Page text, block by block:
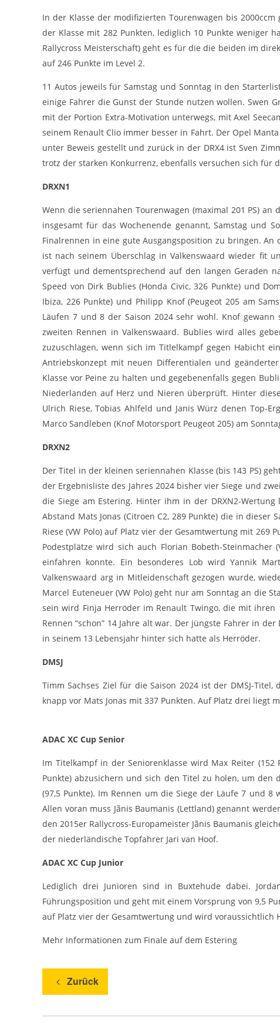
In der Klasse der modifizierten Tourenwagen bis
der Klasse mit 282 Punkten, lediglich 10 Punkte weniger
Rallycross Meisterschaft) geht es für die die beiden im
auf 246 Punkte im Level 2.
11 Autos jeweils für Samstag und Sonntag in den
einige Fahrer die Gunst der Stunde nutzen wollen. Swen
mit der Portion Extra-Motivation unterwegs, mit Axel
seinem Renault Clio immer besser in Fahrt. Der Opel
unter Beweis gestellt und zurück in der DRX4 ist Sven
trotz der starken Konkurrenz, ebenfalls versuchen sich für
DRXN1
Wenn die seriennahen Tourenwagen (maximal 201 PS)
insgesamt für das Wochenende genannt, Samstag und
Finalrennen in eine gute Ausgangsposition zu bringen.
ist nach seinem Überschlag in Valkenswaard wieder fit
verfügt und dementsprechend auf den langen Geraden
Speed von Dirk Bublies (Honda Civic, 326 Punkte) und
Ibiza, 226 Punkte) und Philipp Knof (Peugeot 205 am
Läufen 7 und 8 der Saison 2024 sehr wohl. Knof
zweiten Rennen in Valkenswaard. Bublies wird alles
zuzuschlagen, wenn sich im Titlelkampf gegen Habicht
Antriebskonzept mit neuen Differentialen und
Klasse vor Peine zu halten und gegebenenfalls gegen
Niederlanden auf Herz und Nieren überprüft. Hinter
Ulrich Riese, Tobias Ahlfeld und Janis Würz denen Top-
Marco Sandleben (Knof Motorsport Peugeot 205) am
DRXN2
Der Titel in der kleinen seriennahen Klasse (bis 143 PS)
der Ergebnisliste des Jahres 2024 bisher vier Siege und
die Siege am Estering. Hinter ihm in der DRXN2-
Abstand Mats Jonas (Citroen C2, 289 Punkte) die in
Riese (VW Polo) auf Platz vier der Gesamtwertung mit
Podestplätze wird sich auch Florian Bobeth-
einfahren konnte. Ein besonderes Lob wird Yannik
Valkenswaard arg in Mitleidenschaft gezogen wurde,
Marcel Euteneuer (VW Polo) geht nur am Sonntag an die
sein wird Finja Herröder im Renault Twingo, die mit ihren
Rennen “schon” 14 Jahre alt war. Der jüngste Fahrer in
in seinem 13 Lebensjahr hinter sich hatte als Herröder.
DMSJ
Timm Sachses Ziel für die Saison 2024 ist der DMSJ-
knapp vor Mats Jonas mit 337 Punkten. Auf Platz drei liegt
ADAC XC Cup Senior
Im Titelkampf in der Seniorenklasse wird Max Reiter
Punkte) abzusichern und sich den Titel zu holen, um den
(97,5 Punkte). Im Rennen um die Siege der Läufe 7 und
Allen voran muss Jãnis Baumanis (Lettland) genannt
den 2015er Rallycross-Europameister Jãnis Baumanis
der niederländische Topfahrer Jari van Hoof.
ADAC XC Cup Junior
Lediglich drei Junioren sind in Buxtehude dabei.
Führungsposition und geht mit einem Vorsprung von 9,5
auf Platz vier der Gesamtwertung und wird voraussichtlich
Mehr Informationen zum Finale auf dem Estering
Zurück
Marketing
Marketing-Cookies werden von Drittanbietern verwendet, um
personalisierte Werbung anzuzeigen. Dazu verfolgen sie die
Aktivitäten der Besucher über verschiedene Websites hinweg.
Google Ads
FPAU
Google LLC
Zweck:
Wir nutzen Marketing-Cookies, um den
Erfolg unserer Online-Werbemaßnahmen
90 Tage